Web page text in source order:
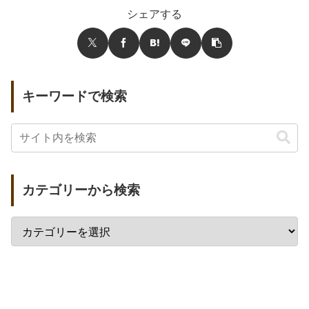
シェアする
キーワードで検索
カテゴリーから検索